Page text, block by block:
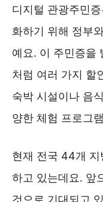
디지털 관광주민
화하기 위해 정부
예요. 이 주민증을
처럼 여러 가지 할
숙박 시설이나 음
양한 체험 프로그
현재 전국 44개 지
하고 있는데요. 앞
것으로 기대되고